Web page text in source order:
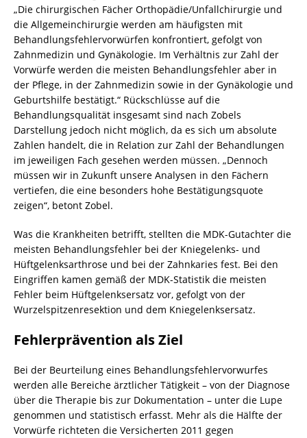
„Die chirurgischen Fächer Orthopädie/Unfallchirurgie und
die Allgemeinchirurgie werden am häufigsten mit
Behandlungsfehlervorwürfen konfrontiert, gefolgt von
Zahnmedizin und Gynäkologie. Im Verhältnis zur Zahl der
Vorwürfe werden die meisten Behandlungsfehler aber in
der Pflege, in der Zahnmedizin sowie in der Gynäkologie und
Geburtshilfe bestätigt.“ Rückschlüsse auf die
Behandlungsqualität insgesamt sind nach Zobels
Darstellung jedoch nicht möglich, da es sich um absolute
Zahlen handelt, die in Relation zur Zahl der Behandlungen
im jeweiligen Fach gesehen werden müssen. „Dennoch
müssen wir in Zukunft unsere Analysen in den Fächern
vertiefen, die eine besonders hohe Bestätigungsquote
zeigen“, betont Zobel.
Was die Krankheiten betrifft, stellten die MDK-Gutachter die
meisten Behandlungsfehler bei der Kniegelenks- und
Hüftgelenksarthrose und bei der Zahnkaries fest. Bei den
Eingriffen kamen gemäß der MDK-Statistik die meisten
Fehler beim Hüftgelenksersatz vor, gefolgt von der
Wurzelspitzenresektion und dem Kniegelenksersatz.
Fehlerprävention als Ziel
Bei der Beurteilung eines Behandlungsfehlervorwurfes
werden alle Bereiche ärztlicher Tätigkeit – von der Diagnose
über die Therapie bis zur Dokumentation – unter die Lupe
genommen und statistisch erfasst. Mehr als die Hälfte der
Vorwürfe richteten die Versicherten 2011 gegen